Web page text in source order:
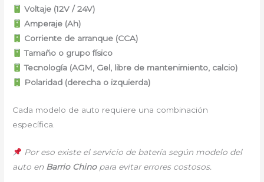
Voltaje (12V / 24V)
Amperaje (Ah)
Corriente de arranque (CCA)
Tamaño o grupo físico
Tecnología (AGM, Gel, libre de mantenimiento, calcio)
Polaridad (derecha o izquierda)
Cada modelo de auto requiere una combinación
específica.
Por eso existe el servicio de batería según modelo del
auto en Barrio Chinopara evitar errores costosos.